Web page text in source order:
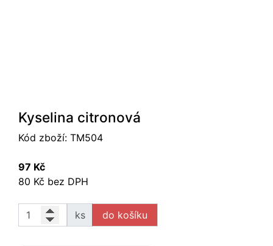
Kyselina citronová
Kód zboží: TM504
97 Kč
80 Kč bez DPH
ks